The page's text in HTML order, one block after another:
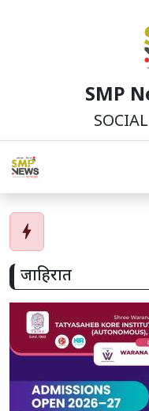
SMP
bolt
जाहिरात